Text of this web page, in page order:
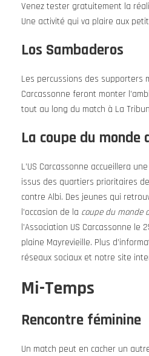
Venez tester gratuitement la
Une activité qui va plaire aux
Los Sambaderos
Les percussions des supporters
Carcassonne feront monter
tout au long du match à La
La coupe du monde
L’US Carcassonne accueillera
issus des quartiers prioritaires
contre Albi. Des jeunes qui
l’occasion de la coupe du monde
l’Association US Carcassonne le
plaine Mayrevieille. Plus
réseaux sociaux et notre site
Mi-Temps
Rencontre féminine
Un match peut en cacher un